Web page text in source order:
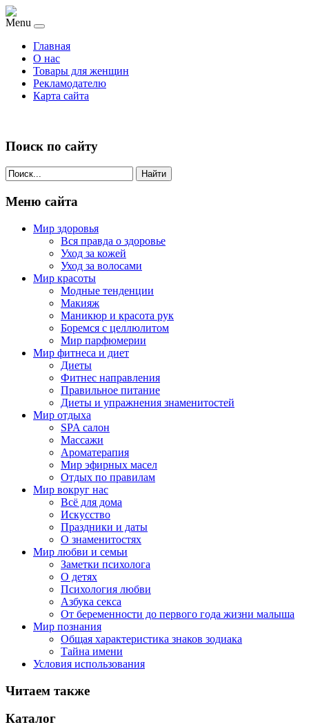
Menu
Главная
О нас
Товары для женщин
Рекламодателю
Карта сайта
Поиск по сайту
Найти
Меню сайта
Мир здоровья
Вся правда о здоровье
Уход за кожей
Уход за волосами
Мир красоты
Модные тенденции
Макияж
Маникюр и красота рук
Боремся с целлюлитом
Мир парфюмерии
Мир фитнеса и диет
Диеты
Фитнес направления
Правильное питание
Диеты и упражнения знаменитостей
Мир отдыха
SPA салон
Массажи
Ароматерапия
Мир эфирных масел
Отдых по правилам
Мир вокруг нас
Всё для дома
Искусство
Праздники и даты
О знаменитостях
Мир любви и семьи
Заметки психолога
О детях
Психология любви
Азбука секса
От беременности до первого года жизни малыша
Мир познания
Общая характеристика знаков зодиака
Тайна имени
Условия использования
Читаем также
Каталог